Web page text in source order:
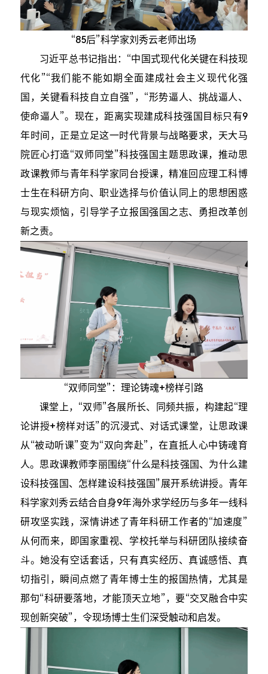
“85后”科学家刘秀云老师出场
习近平总书记指出：“中国式现代化关键在科技现
代化”“我们能不能如期全面建成社会主义现代化强
国，关键看科技自立自强”，“形势逼人、挑战逼人、
使命逼人”。现在，距离实现建成科技强国目标只有9
年时间，正是立足这一时代背景与战略要求，天大马
院匠心打造“双师同堂”科技强国主题思政课，推动思
政课教师与青年科学家同台授课，精准回应理工科博
士生在科研方向、职业选择与价值认同上的思想困惑
与现实烦恼，引导学子立报国强国之志、勇担改革创
新之责。
“双师同堂”：理论铸魂+榜样引路
课堂上，“双师”各展所长、同频共振，构建起“理
论讲授+榜样对话”的沉浸式、对话式课堂，让思政课
从“被动听课”变为“双向奔赴”，在直抵人心中铸魂育
人。思政课教师李丽围绕“什么是科技强国、为什么建
设科技强国、怎样建设科技强国”展开系统讲授。青年
科学家刘秀云结合自身9年海外求学经历与多年一线科
研攻坚实践，深情讲述了青年科研工作者的“加速度”
从何而来，即国家重视、学校托举与科研团队接续奋
斗。她没有空话套话，只有真实经历、真诚感悟、真
切指引，瞬间点燃了青年博士生的报国热情，尤其是
那句“科研要落地，才能顶天立地”，要“交叉融合中实
现创新突破”，令现场博士生们深受触动和启发。